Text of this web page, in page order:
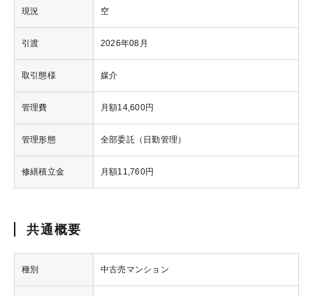
現況 空
引渡 2026年08月
取引態様 媒介
管理費 月額14,600円
管理形態 全部委託（日勤管理）
修繕積立金 月額11,760円
共通概要
種別 中古売マンション